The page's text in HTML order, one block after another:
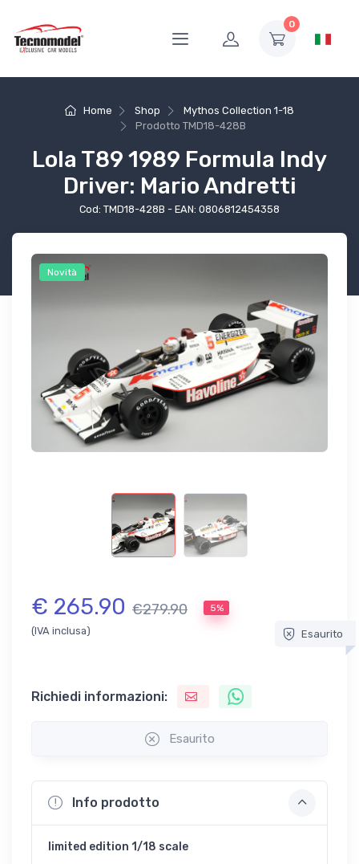
0
Home Shop
Mythos Collection 1-18
ProdottoTMD18-428B
Lola T89 1989 Formula Indy
Driver: Mario Andretti
Cod: TMD18-428B - EAN: 0806812454358
Novità
€ 265.90 €279.90 5%
(IVA inclusa) Esaurito
Richiedi informazioni:
Esaurito
Info prodotto
limited edition 1/18 scale